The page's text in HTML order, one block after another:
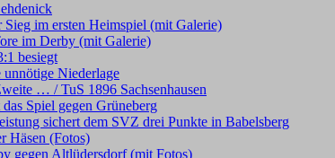
Sieg im ersten Heimspiel (mit Galerie)
im Derby (mit Galerie)
besiegt
Niederlage
… / TuS 1896 Sachsenhausen
Spiel gegen Grüneberg
sichert dem SVZ drei Punkte in Babelsberg
Häsen (Fotos)
gegen Altlüdersdorf (mit Fotos)